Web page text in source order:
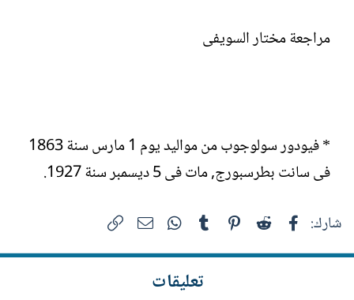
مراجعة مختار السويفى
* فيودور سولوجوب من مواليد يوم 1 مارس سنة 1863
فى سانت بطرسبورج, مات فى 5 ديسمبر سنة 1927.
شارك: فيسبوك Reddit
Pinterest
Tumblr
WhatsAppالبريد الإلكتروني
تعليقات